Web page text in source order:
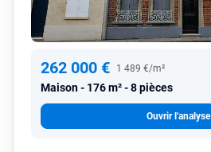
262 000 € 1 489 €/m²
Maison 176 m² - 8 pièces
Ouvrir l'analyse